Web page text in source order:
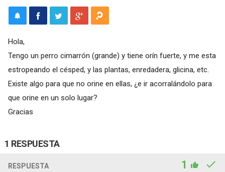
Hola,
Tengo un perro cimarrón (grande) y tiene orín fuerte, y me esta
estropeando el césped, y las plantas, enredadera, glicina, etc.
Existe algo para que no orine en ellas, ¿e ir acorralándolo para
que orine en un solo lugar?
Gracias
1 RESPUESTA
RESPUESTA 1